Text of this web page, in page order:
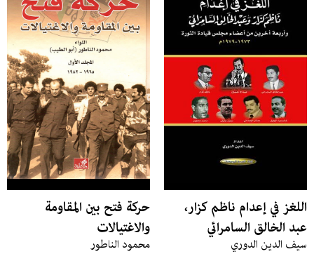
اللغز في إعدام ناظم كزار،
عبد الخالق السامرائي
سيف الدين الدوري
حركة فتح بين المقاومة
والاغتيالات
محمود الناطور